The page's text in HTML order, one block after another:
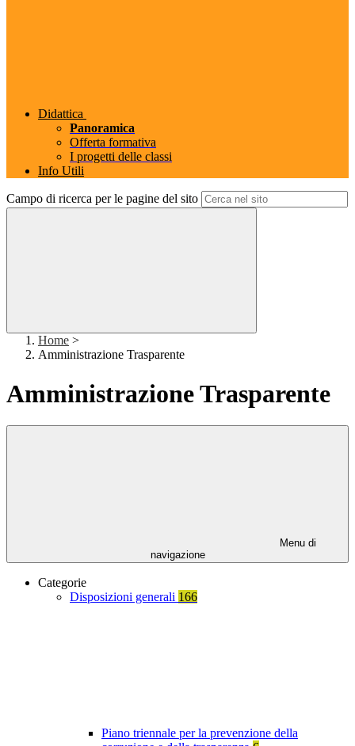
Didattica
Panoramica
Offerta formativa
I progetti delle classi
Info Utili
Campo di ricerca per le pagine del sito
Home >
Amministrazione Trasparente
Amministrazione Trasparente
Menu di
navigazione
Categorie
Disposizioni generali 166
Piano triennale per la prevenzione della